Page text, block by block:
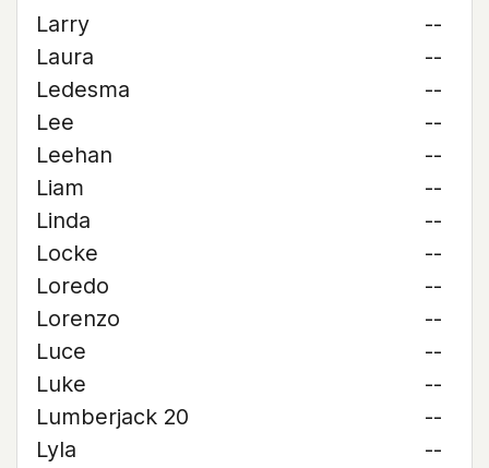
Larry
--
Laura
--
Ledesma
--
Lee
--
Leehan
--
Liam
--
Linda
--
Locke
--
Loredo
--
Lorenzo
--
Luce
--
Luke
--
Lumberjack 20
--
Lyla
--